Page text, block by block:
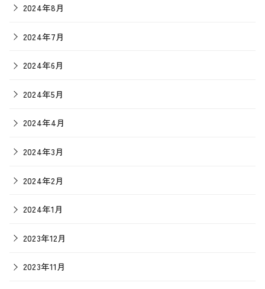
2024年8月
2024年7月
2024年6月
2024年5月
2024年4月
2024年3月
2024年2月
2024年1月
2023年12月
2023年11月